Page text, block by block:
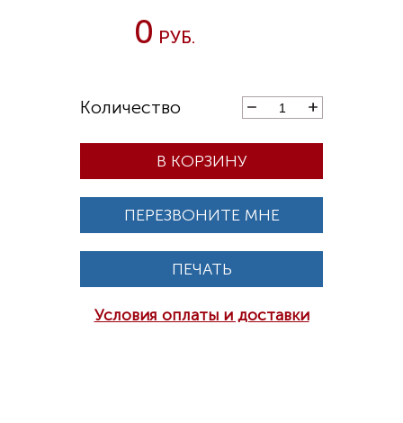
0
В КОРЗИНУ
ПЕРЕЗВОНИТЕ МНЕ
ПЕЧАТЬ
Условия оплаты и доставки